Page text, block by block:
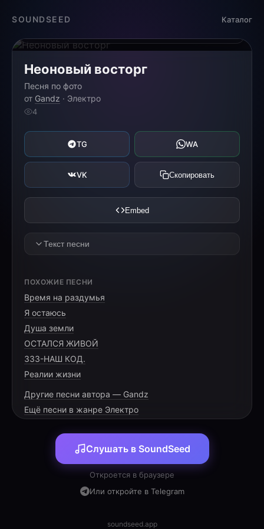
SOUNDSEED Каталог
Неоновый восторг
Песня по фото
от Gandz · Электро
4
TG WA
VK Скопировать
Embed
Текст песни
Вспышки, неон, пульс.
Уходит вся грусть.
Вспышки, неон, пульс.
[VERSE 1]
Город тонет в лучах,
Забываем про страх.
Здесь неон и экстаз,
ПОХОЖИЕ ПЕСНИ
Время на раздумья
Я остаюсь
Душа земли
ОСТАЛСЯ ЖИВОЙ
333-НАШ КОД.
Реалии жизни
Другие песни автора — Gandz
Ещё песни в жанре Электро
Слушать в SoundSeed
Откроется в браузере
Или откройте в Telegram
soundseed.app